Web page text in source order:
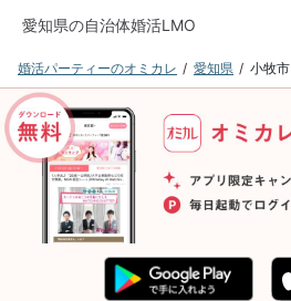
愛知県の自治体婚活LMO
婚活パーティーのオミカレ 愛知県 小牧市